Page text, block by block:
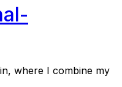
where I combine my